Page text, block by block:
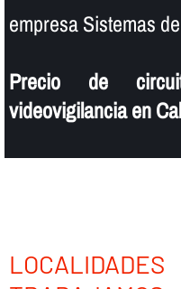
empresa Sistemas
Precio de
videovigilancia en